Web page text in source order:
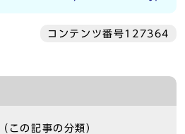
コンテンツ番号127364
（この記事の分類）